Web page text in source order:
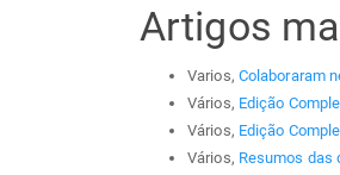
Artigos
Varios, Colaboraram
Vários, Edição
Vários, Edição
Vários, Resumos das